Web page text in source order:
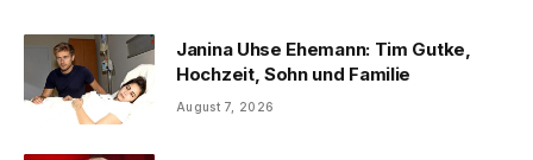
Janina Uhse Ehemann: Tim Gutke,
Hochzeit, Sohn und Familie
August 7, 2026